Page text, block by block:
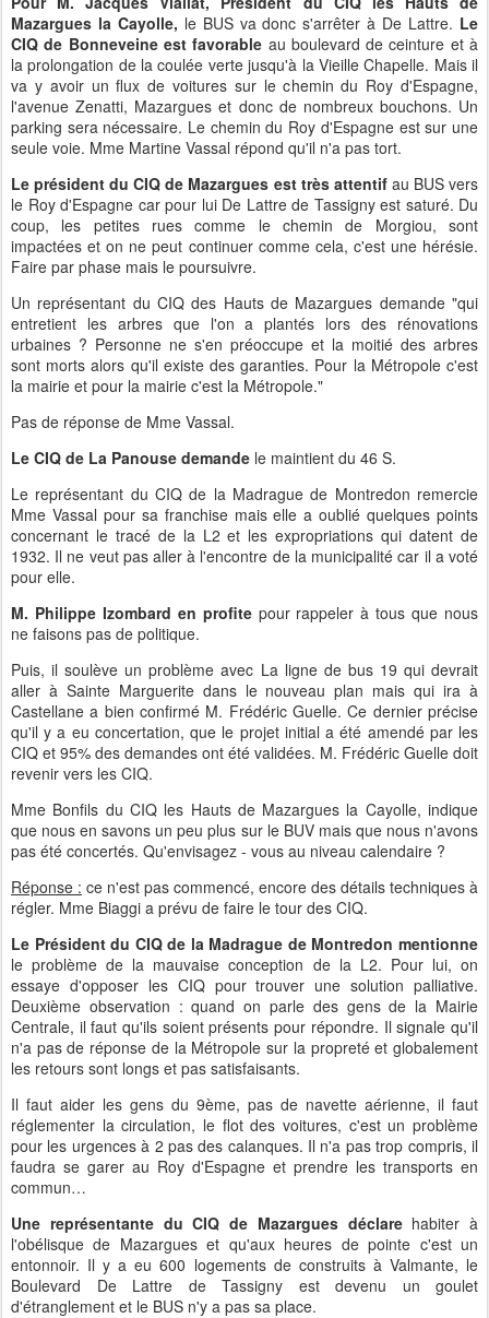
Mazargues la Cayolle, le BUS va donc s'arrêter à De Lattre. Le
CIQ de Bonneveine est favorable au boulevard de ceinture et à
la prolongation de la coulée verte jusqu'à la Vieille Chapelle. Mais il
va y avoir un flux de voitures sur le chemin du Roy d'Espagne,
l'avenue Zenatti, Mazargues et donc de nombreux bouchons. Un
parking sera nécessaire. Le chemin du Roy d'Espagne est sur une
seule voie. Mme Martine Vassal répond qu'il n'a pas tort.
Le président du CIQ de Mazargues est très attentifau BUS vers
le Roy d'Espagne car pour lui De Lattre de Tassigny est saturé. Du
coup, les petites rues comme le chemin de Morgiou, sont
impactées et on ne peut continuer comme cela, c'est une hérésie.
Faire par phase mais le poursuivre.
Un représentant du CIQ des Hauts de Mazargues demande "qui
entretient les arbres que l'on a plantés lors des rénovations
urbaines ? Personne ne s'en préoccupe et la moitié des arbres
sont morts alors qu'il existe des garanties. Pour la Métropole c'est
la mairie et pour la mairie c'est la Métropole."
Pas de réponse de Mme Vassal.
Le CIQ de La Panouse demande le maintient du 46 S.
Le représentant du CIQ de la Madrague de Montredon remercie
Mme Vassal pour sa franchise mais elle a oublié quelques points
concernant le tracé de la L2 et les expropriations qui datent de
1932. Il ne veut pas aller à l'encontre de la municipalité car il a voté
pour elle.
M. Philippe Izombard en profitepour rappeler à tous que nous
ne faisons pas de politique.
Puis, il soulève un problème avec La ligne de bus 19 qui devrait
aller à Sainte Marguerite dans le nouveau plan mais qui ira à
Castellane a bien confirmé M. Frédéric Guelle. Ce dernier précise
qu'il y a eu concertation, que le projet initial a été amendé par les
CIQ et 95% des demandes ont été validées. M. Frédéric Guelle doit
revenir vers les CIQ.
Mme Bonfils du CIQ les Hauts de Mazargues la Cayolle, indique
que nous en savons un peu plus sur le BUV mais que nous n'avons
pas été concertés. Qu'envisagez - vous au niveau calendaire ?
Réponse : ce n'est pas commencé, encore des détails techniques à
régler. Mme Biaggi a prévu de faire le tour des CIQ.
Le Président du CIQ de la Madrague de Montredon mentionne
le problème de la mauvaise conception de la L2. Pour lui, on
essaye d'opposer les CIQ pour trouver une solution palliative.
Deuxième observation : quand on parle des gens de la Mairie
Centrale, il faut qu'ils soient présents pour répondre. Il signale qu'il
n'a pas de réponse de la Métropole sur la propreté et globalement
les retours sont longs et pas satisfaisants.
Il faut aider les gens du 9ème, pas de navette aérienne, il faut
réglementer la circulation, le flot des voitures, c'est un problème
pour les urgences à 2 pas des calanques. Il n'a pas trop compris, il
faudra se garer au Roy d'Espagne et prendre les transports en
commun…
Une représentante du CIQ de Mazargues déclarehabiter à
l'obélisque de Mazargues et qu'aux heures de pointe c'est un
entonnoir. Il y a eu 600 logements de construits à Valmante, le
Boulevard De Lattre de Tassigny est devenu un goulet
d'étranglement et le BUS n'y a pas sa place.